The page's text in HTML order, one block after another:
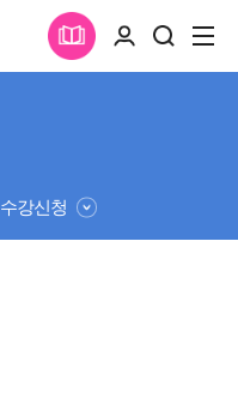
수강신청